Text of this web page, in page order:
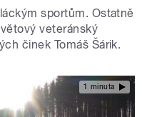
sportům. Ostatně
veteránský
činek Tomáš Šárik.
1 minuta